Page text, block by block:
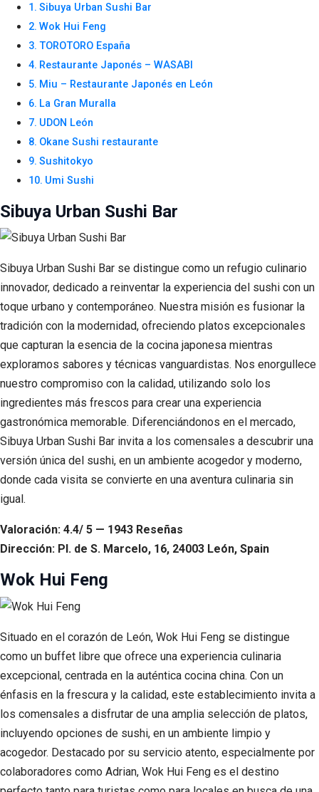
Sibuya Urban Sushi Bar
Wok Hui Feng
TOROTORO España
Restaurante Japonés – WASABI
Miu – Restaurante Japonés en León
La Gran Muralla
UDON León
Okane Sushi restaurante
Sushitokyo
Umi Sushi
Sibuya Urban Sushi Bar
Sibuya Urban Sushi Bar se distingue como un refugio culinario
innovador, dedicado a reinventar la experiencia del sushi con un
toque urbano y contemporáneo. Nuestra misión es fusionar la
tradición con la modernidad, ofreciendo platos excepcionales
que capturan la esencia de la cocina japonesa mientras
exploramos sabores y técnicas vanguardistas. Nos enorgullece
nuestro compromiso con la calidad, utilizando solo los
ingredientes más frescos para crear una experiencia
gastronómica memorable. Diferenciándonos en el mercado,
Sibuya Urban Sushi Bar invita a los comensales a descubrir una
versión única del sushi, en un ambiente acogedor y moderno,
donde cada visita se convierte en una aventura culinaria sin
igual.
Valoración: 4.4/ 5 — 1943 Reseñas
Dirección: Pl. de S. Marcelo, 16, 24003 León, Spain
Wok Hui Feng
Situado en el corazón de León, Wok Hui Feng se distingue
como un buffet libre que ofrece una experiencia culinaria
excepcional, centrada en la auténtica cocina china. Con un
énfasis en la frescura y la calidad, este establecimiento invita a
los comensales a disfrutar de una amplia selección de platos,
incluyendo opciones de sushi, en un ambiente limpio y
acogedor. Destacado por su servicio atento, especialmente por
colaboradores como Adrian, Wok Hui Feng es el destino